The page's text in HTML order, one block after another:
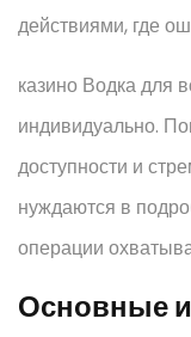
действиями, где
казино Водка для
индивидуально.
доступности и
нуждаются в
операции
Основные